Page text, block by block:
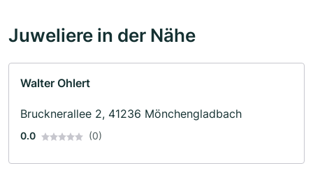
Juweliere in der Nähe
Walter Ohlert
Brucknerallee 2, 41236 Mönchengladbach
0.0 (0)